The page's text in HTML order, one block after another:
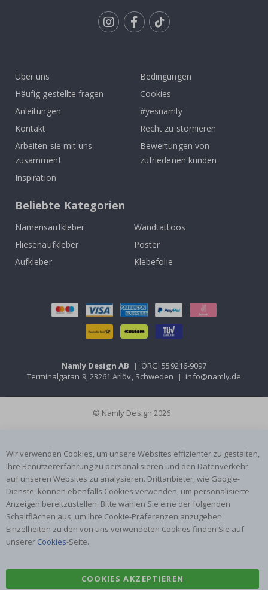
Über uns
Häufig gestellte fragen
Anleitungen
Kontakt
Arbeiten sie mit uns
zusammen!
Inspiration
Bedingungen
Cookies
#yesnamly
Recht zu stornieren
Bewertungen von
zufriedenen kunden
Beliebte Kategorien
Namensaufkleber
Wandtattoos
Fliesenaufkleber
Poster
Aufkleber
Klebefolie
Namly Design AB | ORG: 559216-9097
Terminalgatan 9, 23261 Arlöv, Schweden | info@namly.de
© Namly Design 2026
Wir verwenden Cookies, um unsere Websites effizienter zu gestalten,
Ihre Benutzererfahrung zu personalisieren und den Datenverkehr
auf unseren Websites zu analysieren. Drittanbieter, wie Google-
Dienste, können ebenfalls Cookies verwenden, um personalisierte
Anzeigen bereitzustellen. Bitte wählen Sie eine der folgenden
Schaltflächen aus, um Ihre Cookie-Präferenzen anzugeben.
Einzelheiten zu den von uns verwendeten Cookies finden Sie auf
unserer Cookies-Seite.
COOKIES AKZEPTIEREN